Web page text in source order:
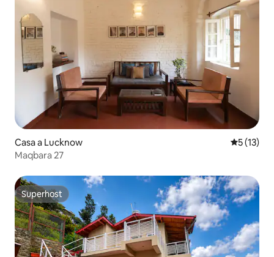
Casa a Lucknow 5 de
5 (13)
Maqbara 27
Superhost
Superhost